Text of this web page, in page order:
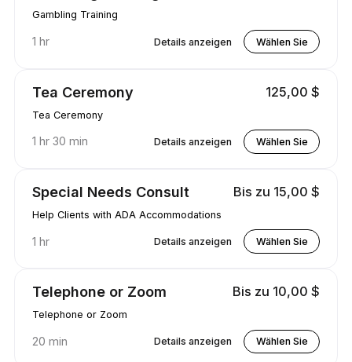
Gambling Training
1 hr Details anzeigen Wählen Sie
Tea Ceremony 125,00 $
Tea Ceremony
1 hr 30 min Details anzeigen Wählen Sie
Special Needs Consult Bis zu 15,00 $
Help Clients with ADA Accommodations
1 hr Details anzeigen Wählen Sie
Telephone or Zoom Bis zu 10,00 $
Telephone or Zoom
20 min Details anzeigen Wählen Sie